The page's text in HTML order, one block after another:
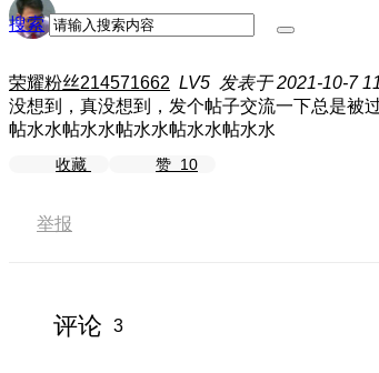
搜索
荣耀粉丝214571662 LV5 发表于 2021-10-7
没想到，真没想到，发个帖子交流一下总是被
帖水水帖水水帖水水帖水水帖水水
收藏 赞 10
举报
评论 3